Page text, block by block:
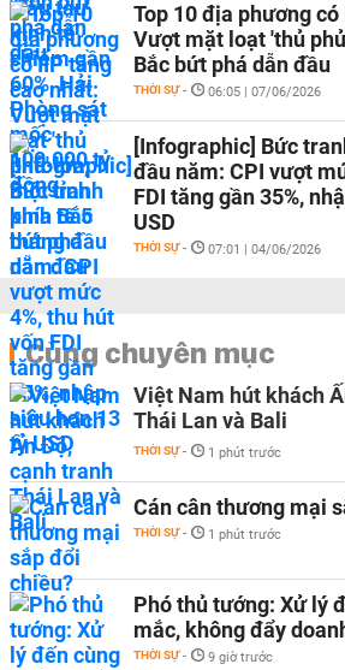
Top 10 địa phương
Vượt mặt loạt 'thủ
Bắc bứt phá dẫn đầu
THỜI SỰ - 06:05 | 07/06/2026
[Infographic] Bức
đầu năm: CPI vượt
FDI tăng gần 35%,
USD
THỜI SỰ - 07:01 | 04/06/2026
Cùng chuyên mục
Việt Nam hút khách
Thái Lan và Bali
THỜI SỰ - 1 phút trước
Cán cân thương mại
THỜI SỰ - 1 phút trước
Phó thủ tướng: Xử lý
mắc, không đẩy
THỜI SỰ - 9 giờ trước